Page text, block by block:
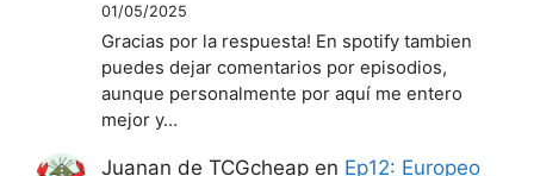
01/05/2025
Gracias por la respuesta! En spotify tambien
puedes dejar comentarios por episodios,
aunque personalmente por aquí me entero
mejor y…
Juanan de TCGcheap en Ep12: Europeo